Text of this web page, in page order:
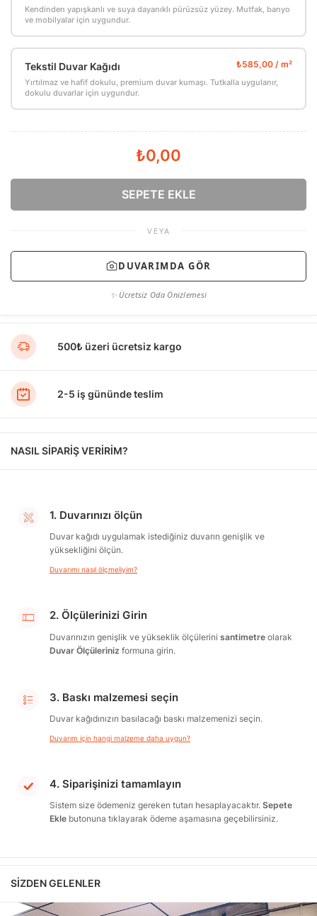
Kendinden yapışkanlı ve suya dayanıklı pürüzsüz yüzey. Mutfak, banyo
ve mobilyalar için uygundur.
Tekstil Duvar Kağıdı
Yırtılmaz ve hafif dokulu, premium duvar kumaşı. Tutkalla uygulanır,
dokulu duvarlar için uygundur.
₺0,00
SEPETE EKLE
VEYA
DUVARIMDA GÖR
✨ Ücretsiz Oda Önizlemesi
500₺ üzeri ücretsiz kargo
2-5 iş gününde teslim
NASIL SİPARİŞ VERİRİM?
1. Duvarınızı ölçün
Duvar kağıdı uygulamak istediğiniz duvarın genişlik ve
yüksekliğini ölçün.
Duvarımı nasıl ölçmeliyim?
2. Ölçülerinizi Girin
Duvarınızın genişlik ve yükseklik ölçülerini santimetre olarak
Duvar Ölçüleriniz formuna girin.
3. Baskı malzemesi seçin
Duvar kağıdınızın basılacağı baskı malzemenizi seçin.
Duvarım için hangi malzeme daha uygun?
4. Siparişinizi tamamlayın
Sistem size ödemeniz gereken tutarı hesaplayacaktır. Sepete
Ekle butonuna tıklayarak ödeme aşamasına geçebilirsiniz.
SIZDEN GELENLER